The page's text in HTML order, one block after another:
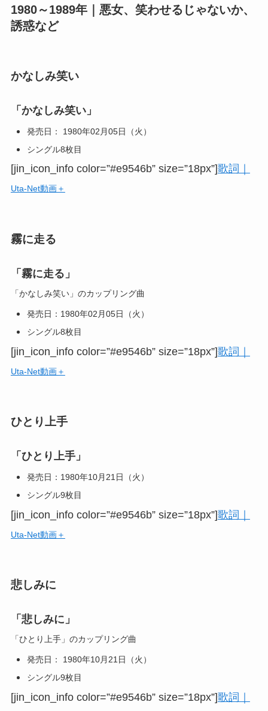
1980～1989年｜悪女、笑わせるじゃないか、
誘惑など
かなしみ笑い
「かなしみ笑い」
発売日： 1980年02月05日（火）
シングル8枚目
[jin_icon_info color=”#e9546b” size=”18px”]歌詞｜
Uta-Net動画＋
霧に走る
「霧に走る」
「かなしみ笑い」のカップリング曲
発売日：1980年02月05日（火）
シングル8枚目
[jin_icon_info color=”#e9546b” size=”18px”]歌詞｜
Uta-Net動画＋
ひとり上手
「ひとり上手」
発売日：1980年10月21日（火）
シングル9枚目
[jin_icon_info color=”#e9546b” size=”18px”]歌詞｜
Uta-Net動画＋
悲しみに
「悲しみに」
「ひとり上手」のカップリング曲
発売日： 1980年10月21日（火）
シングル9枚目
[jin_icon_info color=”#e9546b” size=”18px”]歌詞｜